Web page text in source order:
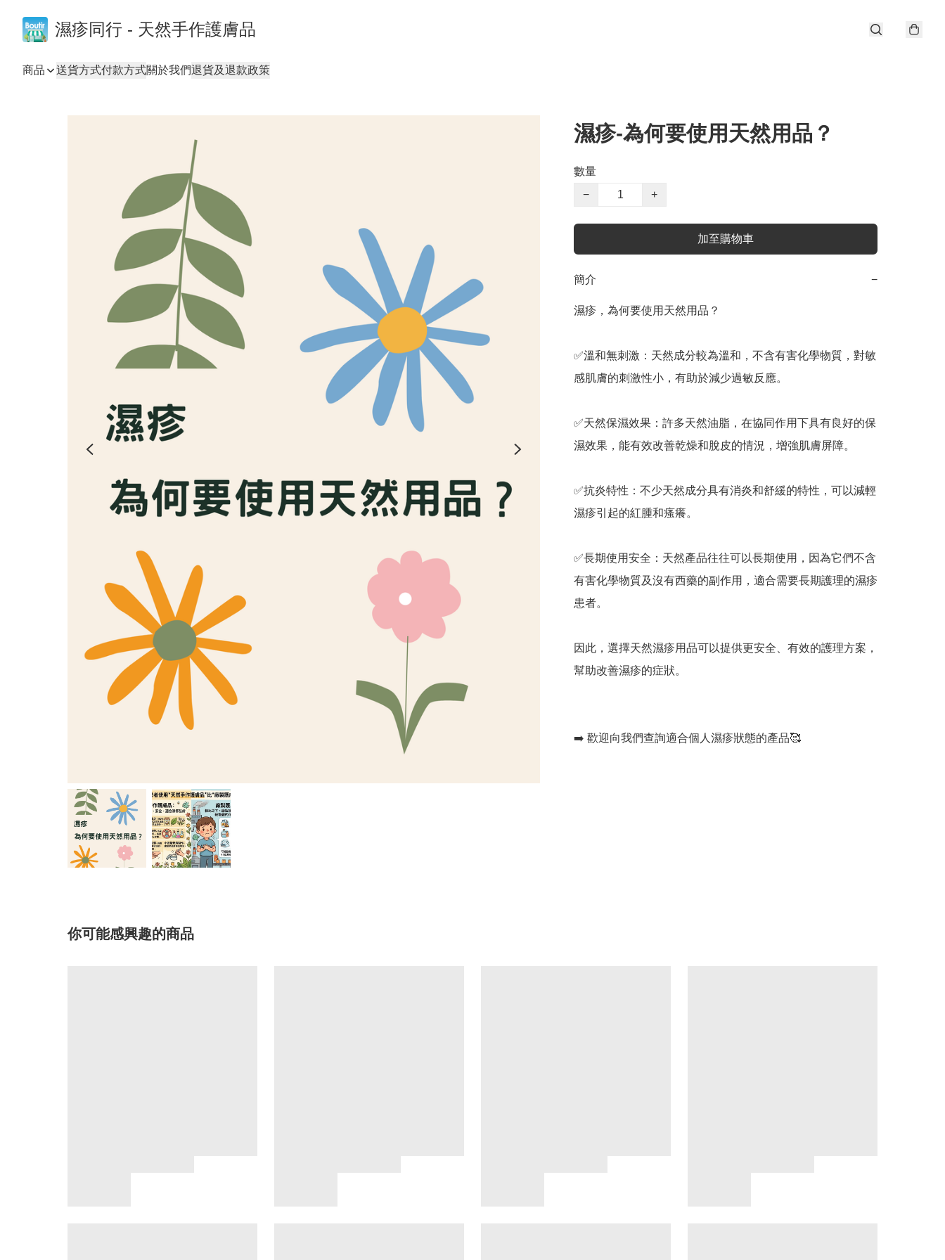
濕疹同行 - 天然手作護膚品
商品 送貨方式付款方式關於我們退貨及退款政策
濕疹-為何要使用天然用品？
數量
−
+
加至購物車
簡介 −
濕疹，為何要使用天然用品？
✅️溫和無刺激：天然成分較為溫和，不含有害化學物質，對敏
感肌膚的刺激性小，有助於減少過敏反應。
✅️天然保濕效果：許多天然油脂，在協同作用下具有良好的保
濕效果，能有效改善乾燥和脫皮的情況，增強肌膚屏障。
✅️抗炎特性：不少天然成分具有消炎和舒緩的特性，可以減輕
濕疹引起的紅腫和瘙癢。
✅️長期使用安全：天然產品往往可以長期使用，因為它們不含
有害化學物質及沒有西藥的副作用，適合需要長期護理的濕疹
患者。
因此，選擇天然濕疹用品可以提供更安全、有效的護理方案，
幫助改善濕疹的症狀。
➡️ 歡迎向我們查詢適合個人濕疹狀態的產品🥰
你可能感興趣的商品